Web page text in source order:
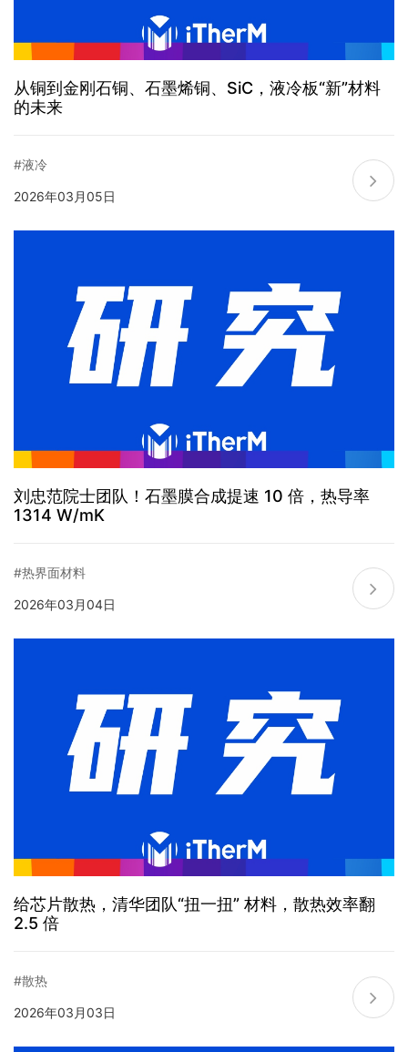
从铜到金刚石铜、石墨烯铜、SiC，液冷板“新”材料
的未来
#液冷
2026年03月05日
刘忠范院士团队！石墨膜合成提速 10 倍，热导率
1314 W/mK
#热界面材料
2026年03月04日
给芯片散热，清华团队“扭一扭” 材料，散热效率翻
2.5 倍
#散热
2026年03月03日